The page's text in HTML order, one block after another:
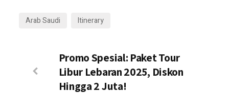
Arab Saudi Itinerary
Promo Spesial: Paket Tour
Libur Lebaran 2025, Diskon
Hingga 2 Juta!